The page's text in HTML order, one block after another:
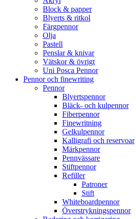
Block & papper
Blyerts & ritkol
Färgpennor
Olja
Pastell
Penslar & knivar
Vätskor & övrigt
Uni Posca Pennor
Pennor och finewriting
Pennor
Blyertspennor
Bläck- och kulpennor
Fiberpennor
Finewritning
Gelkulpennor
Kalligrafi och reservoar
Märkpennor
Pennvässare
Stiftpennor
Refiller
Patroner
Stift
Whiteboardpennor
Överstrykningspennor